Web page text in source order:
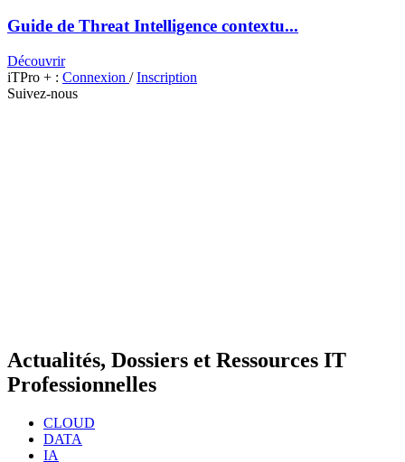
Guide de Threat Intelligence contextu...
Découvrir
iTPro + : Connexion /Inscription
Suivez-nous
Actualités, Dossiers et Ressources IT
Professionnelles
CLOUD
DATA
IA